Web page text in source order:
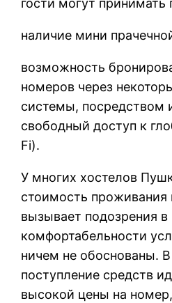
гости могут принимать
наличие мини
возможность
номеров через
системы, посредством
свободный доступ к
Fi).
У многих хостелов
стоимость проживания
вызывает подозрения в
комфортабельности
ничем не обоснованы.
поступление средств
высокой цены на номер,